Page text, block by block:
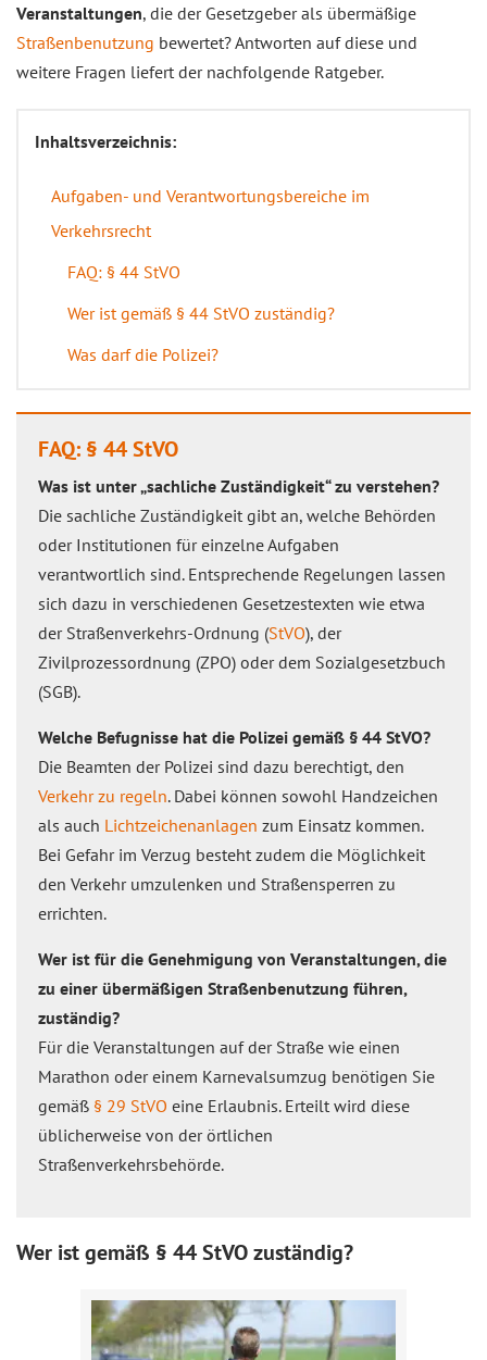
Veranstaltungen, die der Gesetzgeber als übermäßige
Straßenbenutzung bewertet? Antworten auf diese und
weitere Fragen liefert der nachfolgende Ratgeber.
Inhaltsverzeichnis:
Aufgaben- und Verantwortungs­bereiche im
Verkehrsrecht
FAQ: § 44 StVO
Wer ist gemäß § 44 StVO zuständig?
Was darf die Polizei?
FAQ: § 44 StVO
Was ist unter „sachliche Zuständigkeit“ zu verstehen?
Die sachliche Zuständigkeit gibt an, welche Behörden
oder Institutionen für einzelne Aufgaben
verantwortlich sind. Entsprechende Regelungen lassen
sich dazu in verschiedenen Gesetzestexten wie etwa
der Straßenverkehrs-Ordnung (StVO), der
Zivilprozessordnung (ZPO) oder dem Sozialgesetzbuch
(SGB).
Welche Befugnisse hat die Polizei gemäß § 44 StVO?
Die Beamten der Polizei sind dazu berechtigt, den
Verkehr zu regeln. Dabei können sowohl Handzeichen
als auch Lichtzeichenanlagen zum Einsatz kommen.
Bei Gefahr im Verzug besteht zudem die Möglichkeit
den Verkehr umzulenken und Straßensperren zu
errichten.
Wer ist für die Genehmigung von Veranstaltungen, die
zu einer übermäßigen Straßenbenutzung führen,
zuständig?
Für die Veranstaltungen auf der Straße wie einen
Marathon oder einem Karnevalsumzug benötigen Sie
gemäß § 29 StVO eine Erlaubnis. Erteilt wird diese
üblicherweise von der örtlichen
Straßenverkehrsbehörde.
Wer ist gemäß § 44 StVO zuständig?